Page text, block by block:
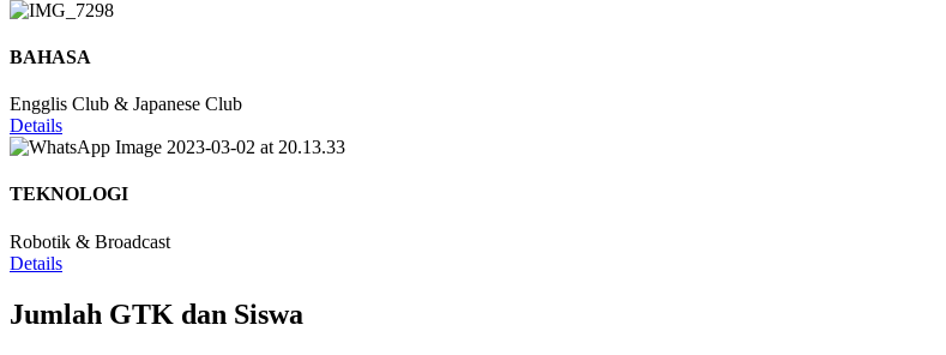
BAHASA
Engglis Club & Japanese Club
Details
TEKNOLOGI
Robotik & Broadcast
Details
Jumlah GTK dan Siswa